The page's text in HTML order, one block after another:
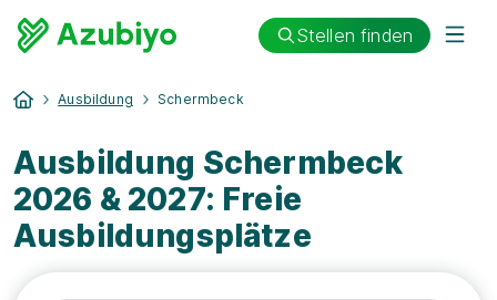
Stellen finden
Ausbildung Schermbeck
Ausbildung Schermbeck
2026 & 2027: Freie
Ausbildungsplätze